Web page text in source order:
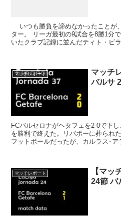
ター。 リーガ最初の9試合を8勝1分で乗り切り、バンガールが残して
いたクラブ記録に並んだティト・ビ
マッチレポート
マッチ
バルサ
FCバルセロナがヘタフェを2-0で下
を勝利で終えた。リバポーに葬られ
フットボールだったが、カルラス･ア
マッチレポート
【マッ
24節 バ